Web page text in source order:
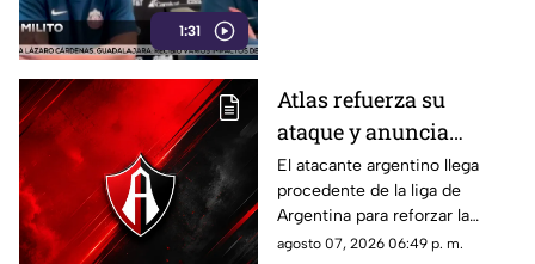
1:31
Atlas refuerza su
ataque y anuncia
nuevo fichaje argentino
El atacante argentino llega
procedente de la liga de
Argentina para reforzar la
ofensiva rojinegra y
agosto 07, 2026 06:49 p. m.